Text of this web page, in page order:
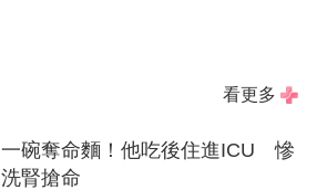
看更多
一碗奪命麵！他吃後住進ICU 慘
洗腎搶命